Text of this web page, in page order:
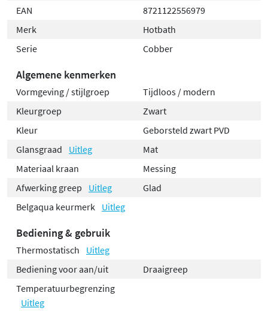
De Cobber B022 is vervaardigd uit hoogwaardig messing
en voorzien van het
Hotbath Flühs systeem
vergemakkelijkt. De kraan wordt geleverd inclusief
koppelingen voor een eenvoudige installatie. Met een
uitloopdiepte van 152mm en standaard 1/2"
aansluitingen past deze badthermostaat in vrijwel elke
badkameropstelling. De combinatie van Italiaans design
waardevolle toevoeging aan jouw badkamer.
EAN
8721122556979
Merk
Hotbath
Serie
Cobber
Algemene kenmerken
Vormgeving / stijlgroep
Tijdloos / modern
Kleurgroep
Zwart
Kleur
Geborsteld zwart PVD
Glansgraad
Uitleg
Mat
Materiaal kraan
Messing
Afwerking greep
Uitleg
Glad
Belgaqua keurmerk Uitleg
Bediening & gebruik
Thermostatisch
Uitleg
Bediening voor aan/uit
Draaigreep
Temperatuurbegrenzing
Uitleg